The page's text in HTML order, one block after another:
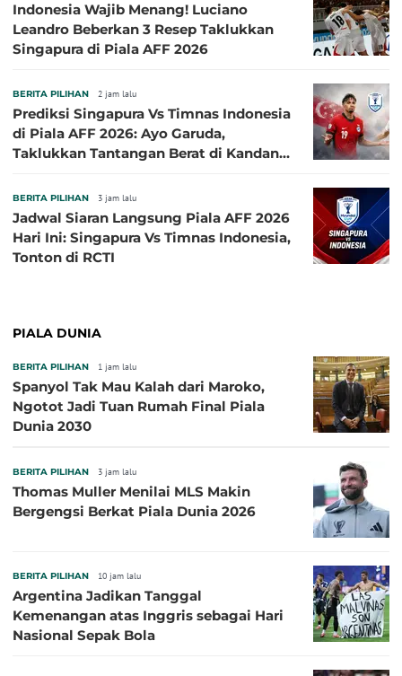
Indonesia Wajib Menang! Luciano
Leandro Beberkan 3 Resep Taklukkan
Singapura di Piala AFF 2026
BERITA PILIHAN 2 jam lalu
Prediksi Singapura Vs Timnas Indonesia
di Piala AFF 2026: Ayo Garuda,
Taklukkan Tantangan Berat di Kandang
BERITA PILIHAN 3 jam lalu
Jadwal Siaran Langsung Piala AFF 2026
Hari Ini: Singapura Vs Timnas Indonesia,
Tonton di RCTI
PIALA DUNIA
BERITA PILIHAN 1 jam lalu
Spanyol Tak Mau Kalah dari Maroko,
Ngotot Jadi Tuan Rumah Final Piala
Dunia 2030
BERITA PILIHAN 3 jam lalu
Thomas Muller Menilai MLS Makin
Bergengsi Berkat Piala Dunia 2026
BERITA PILIHAN 10 jam lalu
Argentina Jadikan Tanggal
Kemenangan atas Inggris sebagai Hari
Nasional Sepak Bola